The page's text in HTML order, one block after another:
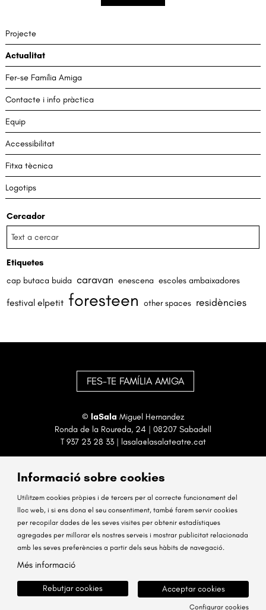
Projecte
Actualitat
Fer-se Família Amiga
Contacte i info pràctica
Equip
Accessibilitat
Fitxa tècnica
Logotips
Cercador
Etiquetes
cap butaca buida caravan enescena escoles ambaixadores
festival elpetit foresteen other spaces residències
FES-TE FAMÍLIA AMIGA
© laSala Miguel Hernandez
Ronda de la Roureda, 24 | 08207 Sabadell
T 937 23 28 33| lasala@lasalateatre.cat
Sitemap Avís Legal Ús de Cookies Contactar
Link a instagram
Link a facebook
Informació sobre cookies
Utilitzem cookies pròpies i de tercers per al correcte funcionament del
lloc web, i si ens dona el seu consentiment, també farem servir cookies
per recopilar dades de les seves visites per obtenir estadístiques
agregades per millorar els nostres serveis i mostrar publicitat relacionada
amb les seves preferències a partir dels seus hàbits de navegació.
Més informació
Acceptar cookies
Rebutjar cookies
Configurar cookies